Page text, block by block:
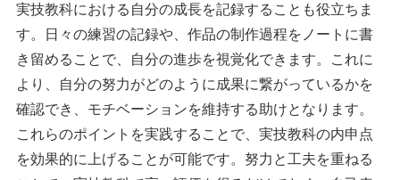
実技教科における自分の成長を記録することも役立ちま
す。日々の練習の記録や、作品の制作過程をノートに書
き留めることで、自分の進歩を視覚化できます。これに
より、自分の努力がどのように成果に繋がっているかを
確認でき、モチベーションを維持する助けとなります。
これらのポイントを実践することで、実技教科の内申点
を効果的に上げることが可能です。努力と工夫を重ねる